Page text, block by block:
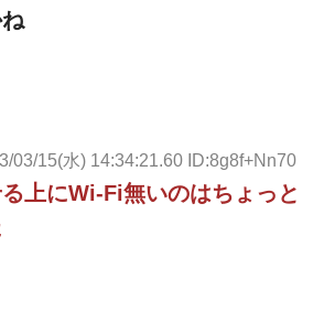
03/15(水) 14:34:21.60 ID:8g8f+Nn70
上にWi-Fi無いのはちょっと